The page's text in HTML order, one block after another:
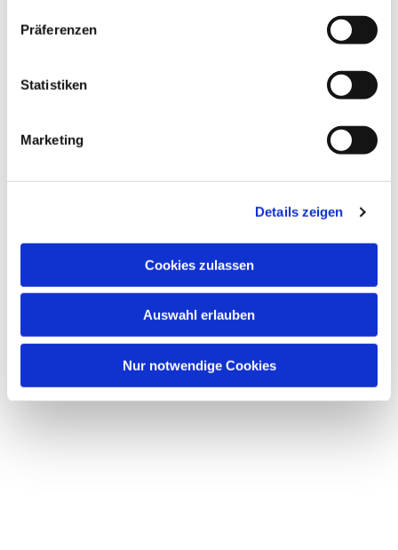
Präferenzen
Statistiken
Marketing
Details zeigen
Cookies zulassen
Auswahl erlauben
Nur notwendige Cookies